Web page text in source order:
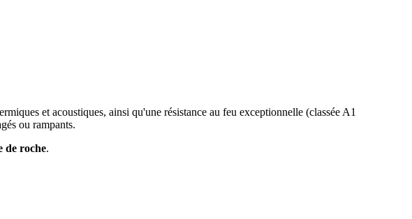
et acoustiques, ainsi qu'une résistance au feu exceptionnelle (classée A1
ou rampants.
de roche.